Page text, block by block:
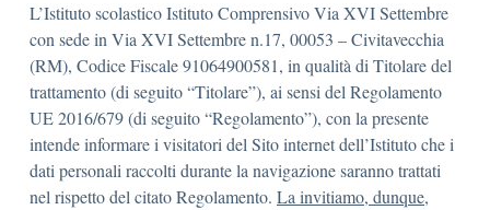
L’Istituto scolastico Istituto Comprensivo Via XVI Settembre
con sede in Via XVI Settembre n.17, 00053 – Civitavecchia
(RM), Codice Fiscale 91064900581, in qualità di Titolare del
trattamento (di seguito “Titolare”), ai sensi del Regolamento
UE 2016/679 (di seguito “Regolamento”), con la presente
intende informare i visitatori del Sito internet dell’Istituto che i
dati personali raccolti durante la navigazione saranno trattati
nel rispetto del citato Regolamento. La invitiamo, dunque,